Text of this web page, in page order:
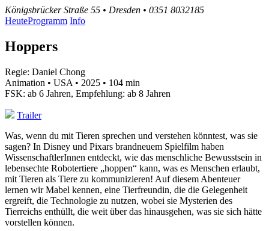
Königsbrücker Straße 55 • Dresden • 0351 8032185
HeuteProgramm Info
Hoppers
Regie: Daniel Chong
Animation • USA • 2025 • 104 min
FSK: ab 6 Jahren, Empfehlung: ab 8 Jahren
Trailer
Was, wenn du mit Tieren sprechen und verstehen könntest, was sie
sagen? In Disney und Pixars brandneuem Spielfilm haben
WissenschaftlerInnen entdeckt, wie das menschliche Bewusstsein in
lebensechte Robotertiere „hoppen“ kann, was es Menschen erlaubt,
mit Tieren als Tiere zu kommunizieren! Auf diesem Abenteuer
lernen wir Mabel kennen, eine Tierfreundin, die die Gelegenheit
ergreift, die Technologie zu nutzen, wobei sie Mysterien des
Tierreichs enthüllt, die weit über das hinausgehen, was sie sich hätte
vorstellen können.